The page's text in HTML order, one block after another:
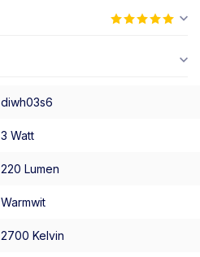
diwh03s6
3 Watt
220 Lumen
Warmwit
2700 Kelvin